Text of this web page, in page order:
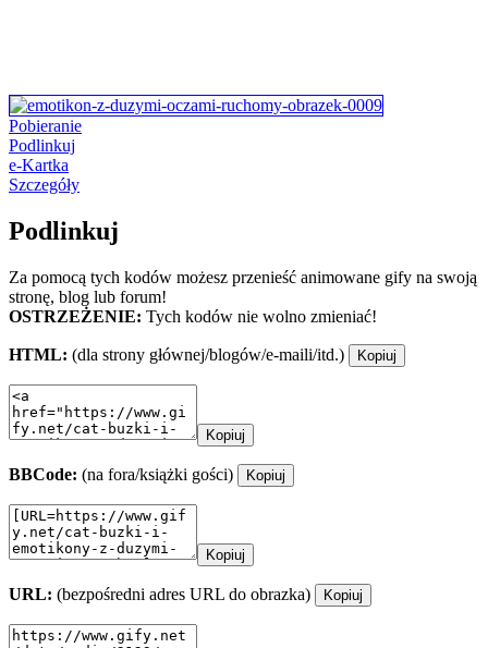
Pobieranie
Podlinkuj
e-Kartka
Szczegóły
Podlinkuj
Za pomocą tych kodów możesz przenieść animowane gify na swoją
stronę, blog lub forum!
OSTRZEŻENIE: Tych kodów nie wolno zmieniać!
HTML: (dla strony głównej/blogów/e-maili/itd.) Kopiuj
Kopiuj
BBCode: (na fora/książki gości) Kopiuj
Kopiuj
URL: (bezpośredni adres URL do obrazka) Kopiuj